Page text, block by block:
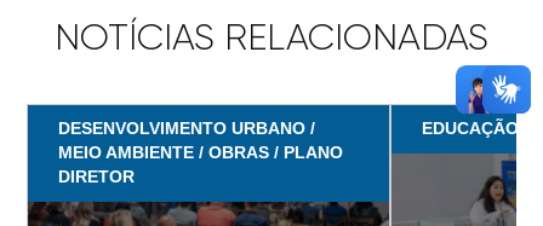
NOTÍCIAS RELACIONADAS
DESENVOLVIMENTO URBANO /
MEIO AMBIENTE / OBRAS / PLANO
DIRETOR
EDUCAÇÃO